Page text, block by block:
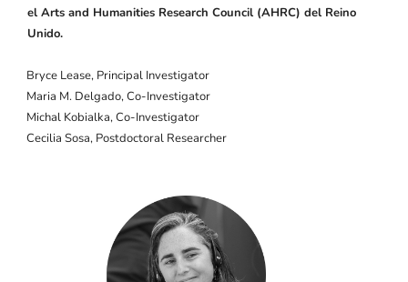
el Arts and Humanities Research Council (AHRC) del Reino
Unido.
Bryce Lease, Principal Investigator
Maria M. Delgado, Co-Investigator
Michal Kobialka, Co-Investigator
Cecilia Sosa, Postdoctoral Researcher